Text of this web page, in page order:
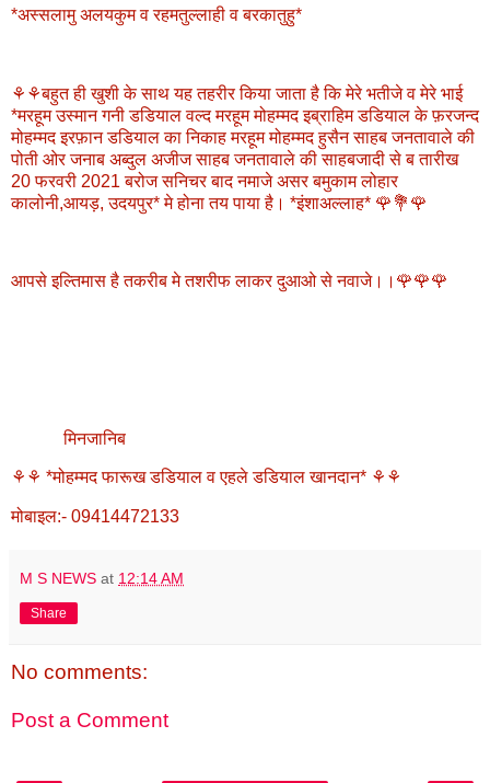
*अस्सलामु अलयकुम व रहमतुल्लाही व बरकातुहु*
⚘⚘बहुत ही खुशी के साथ यह तहरीर किया जाता है कि मेरे भतीजे व मेरे भाई
*मरहूम उस्मान गनी डडियाल वल्द मरहूम मोहम्मद इब्राहिम डडियाल के फ़रजन्द
मोहम्मद इरफ़ान डडियाल का निकाह मरहूम मोहम्मद हुसैन साहब जनतावाले की
पोती ओर जनाब अब्दुल अजीज साहब जनतावाले की साहबजादी से ब तारीख
20 फरवरी 2021 बरोज सनिचर बाद नमाजे असर बमुकाम लोहार
कालोनी,आयड़, उदयपुर* मे होना तय पाया है। *इंशाअल्लाह* 🌹💐🌹
आपसे इल्तिमास है तकरीब मे तशरीफ लाकर दुआओ से नवाजे।।🌹🌹🌹
मिनजानिब
⚘⚘ *मोहम्मद फारूख डडियाल व एहले डडियाल खानदान* ⚘⚘
मोबाइल:- 09414472133
M S NEWS at 12:14 AM
Share
No comments:
Post a Comment